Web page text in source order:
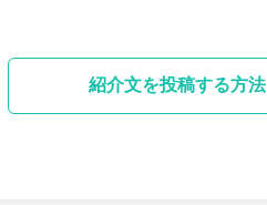
紹介文を投稿する方法